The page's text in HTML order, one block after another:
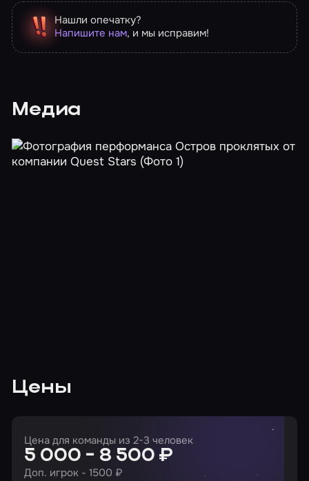
Нашли опечатку?
Напишите нам, и мы исправим!
Медиа
Цены
Цена для команды из 2-3 человек
5 000 - 8 500 ₽
Доп. игрок - 1500 ₽